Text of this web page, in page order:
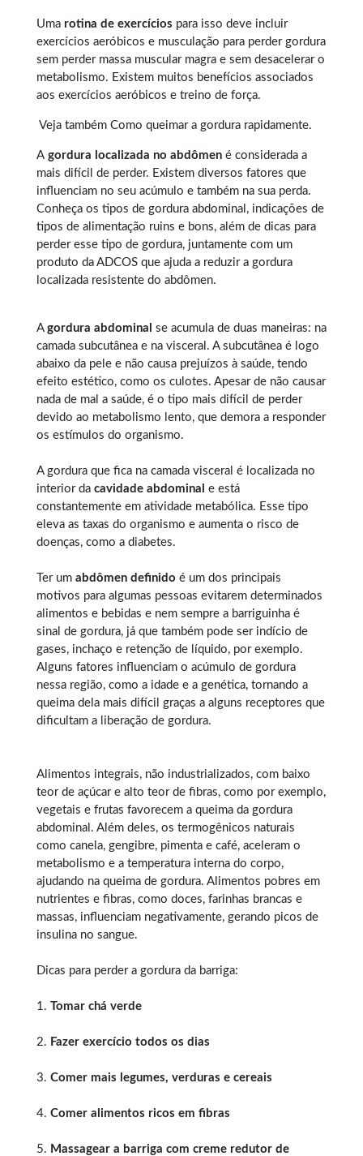
Uma rotina de exercícios para isso deve incluir
exercícios aeróbicos e musculação para perder gordura
sem perder massa muscular magra e sem desacelerar o
metabolismo. Existem muitos benefícios associados
aos exercícios aeróbicos e treino de força.
Veja também Como queimar a gordura rapidamente.
A gordura localizada no abdômen é considerada a
mais difícil de perder. Existem diversos fatores que
influenciam no seu acúmulo e também na sua perda.
Conheça os tipos de gordura abdominal , indicações de
tipos de alimentação ruins e bons, além de dicas para
perder esse tipo de gordura, juntamente com um
produto da ADCOS que ajuda a reduzir a gordura
localizada resistente do abdômen.
A gordura abdominal se acumula de duas maneiras: na
camada subcutânea e na visceral. A subcutânea é logo
abaixo da pele e não causa prejuízos à saúde, tendo
efeito estético, como os culotes. Apesar de não causar
nada de mal a saúde, é o tipo mais difícil de perder
devido ao metabolismo lento, que demora a responder
os estímulos do organismo.
A gordura que fica na camada visceral é localizada no
interior da cavidade abdominal e está
constantemente em atividade metabólica. Esse tipo
eleva as taxas do organismo e aumenta o risco de
doenças, como a diabetes.
Ter um abdômen definido é um dos principais
motivos para algumas pessoas evitarem determinados
alimentos e bebidas e nem sempre a barriguinha é
sinal de gordura, já que também pode ser indício de
gases, inchaço e retenção de líquido, por exemplo.
Alguns fatores influenciam o acúmulo de gordura
nessa região, como a idade e a genética, tornando a
queima dela mais difícil graças a alguns receptores que
dificultam a liberação de gordura.
Alimentos integrais, não industrializados, com baixo
teor de açúcar e alto teor de fibras, como por exemplo,
vegetais e frutas favorecem a queima da gordura
abdominal. Além deles, os termogênicos naturais
como canela, gengibre, pimenta e café, aceleram o
metabolismo e a temperatura interna do corpo,
ajudando na queima de gordura. Alimentos pobres em
nutrientes e fibras, como doces, farinhas brancas e
massas, influenciam negativamente, gerando picos de
insulina no sangue.
Dicas para perder a gordura da barriga:
1. Tomar chá verde
2. Fazer exercício todos os dias
3. Comer mais legumes, verduras e cereais
4. Comer alimentos ricos em fibras
5. Massagear a barriga com creme redutor de